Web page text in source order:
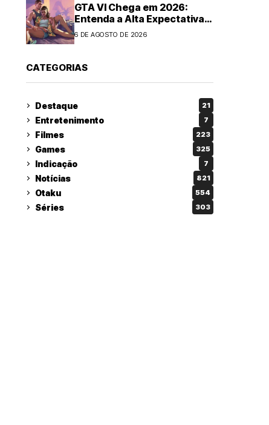
GTA VI Chega em 2026:
Entenda a Alta Expectativa
Global
6 DE AGOSTO DE 2026
CATEGORIAS
Destaque 21
Entretenimento 7
Filmes 223
Games 325
Indicação 7
Notícias 821
Otaku 554
Séries 303